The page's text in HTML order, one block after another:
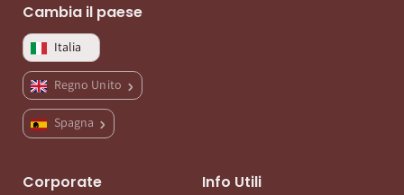
Cambia il paese
Italia
Regno Unito
Spagna
Corporate Info Utili